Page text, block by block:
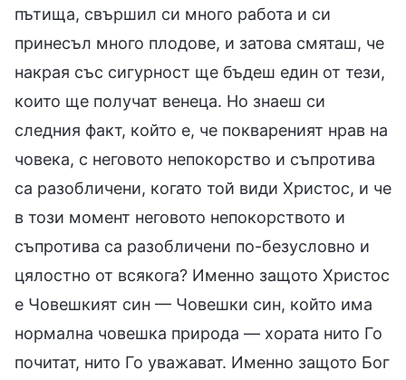
пътища, свършил си много работа и си
принесъл много плодове, и затова смяташ, че
накрая със сигурност ще бъдеш един от тези,
които ще получат венеца. Но знаеш си
следния факт, който е, че поквареният нрав на
човека, с неговото непокорство и съпротива
са разобличени, когато той види Христос, и че
в този момент неговото непокорството и
съпротива са разобличени по-безусловно и
цялостно от всякога? Именно защото Христос
е Човешкият син — Човешки син, който има
нормална човешка природа — хората нито Го
почитат, нито Го уважават. Именно защото Бог